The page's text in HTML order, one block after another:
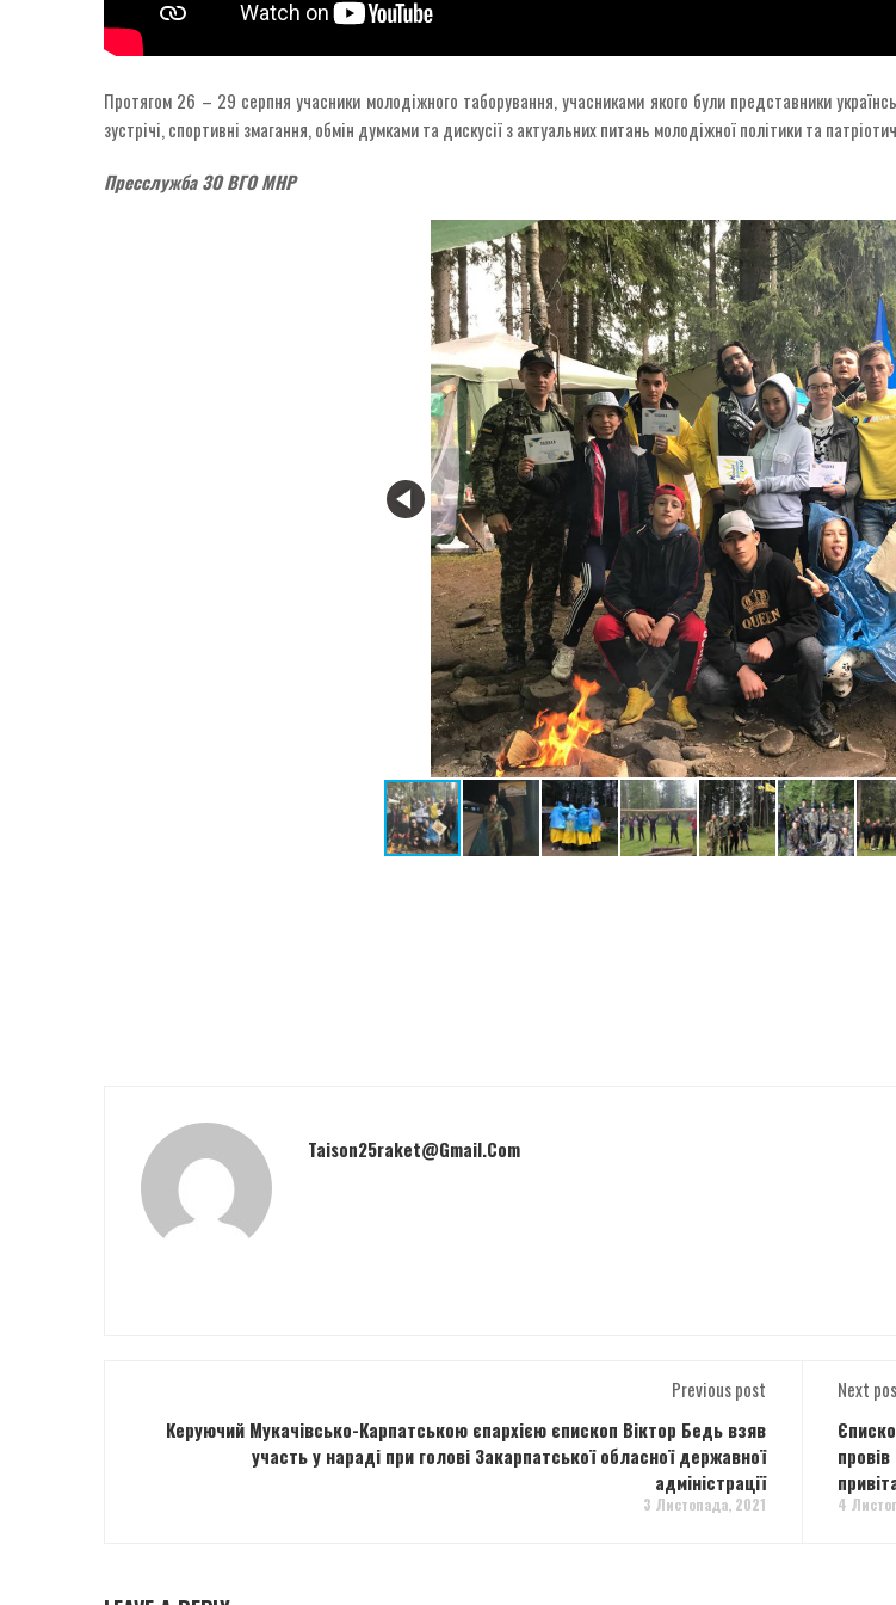
Протягом 26 – 29 серпня учасники молодіжного таборування, учасниками якого були представники
зустрічі, спортивні змагання, обмін думками та дискусії з актуальних питань молодіжної політики та
Пресслужба ЗО ВГО МНР
Taison25raket@gmail.com
Previous post
Керуючий Мукачівсько-Карпатською єпархією єпископ Віктор Бедь взяв
участь у нараді при голові Закарпатської обласної державної
адміністрації
3 Листопада, 2021
Next
4